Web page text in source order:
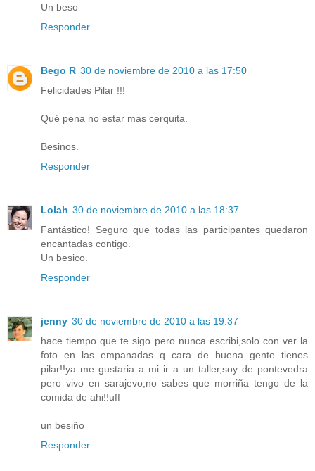
Un beso
Responder
Bego R 30 de noviembre de 2010 a las 17:50
Felicidades Pilar !!!
Qué pena no estar mas cerquita.
Besinos.
Responder
Lolah 30 de noviembre de 2010 a las 18:37
Fantástico! Seguro que todas las participantes quedaron
encantadas contigo.
Un besico.
Responder
jenny 30 de noviembre de 2010 a las 19:37
hace tiempo que te sigo pero nunca escribi,solo con ver la
foto en las empanadas q cara de buena gente tienes
pilar!!ya me gustaria a mi ir a un taller,soy de pontevedra
pero vivo en sarajevo,no sabes que morriña tengo de la
comida de ahi!!uff
un besiño
Responder